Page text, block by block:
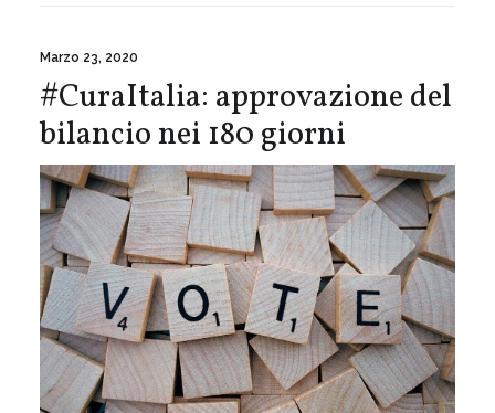
Marzo 23, 2020
#CuraItalia: approvazione del
bilancio nei 180 giorni